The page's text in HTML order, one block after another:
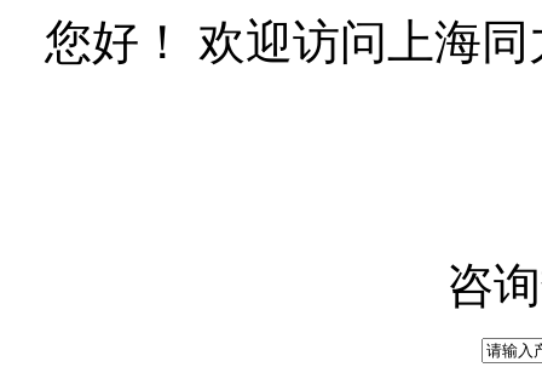
您好！ 欢迎访问上海
咨